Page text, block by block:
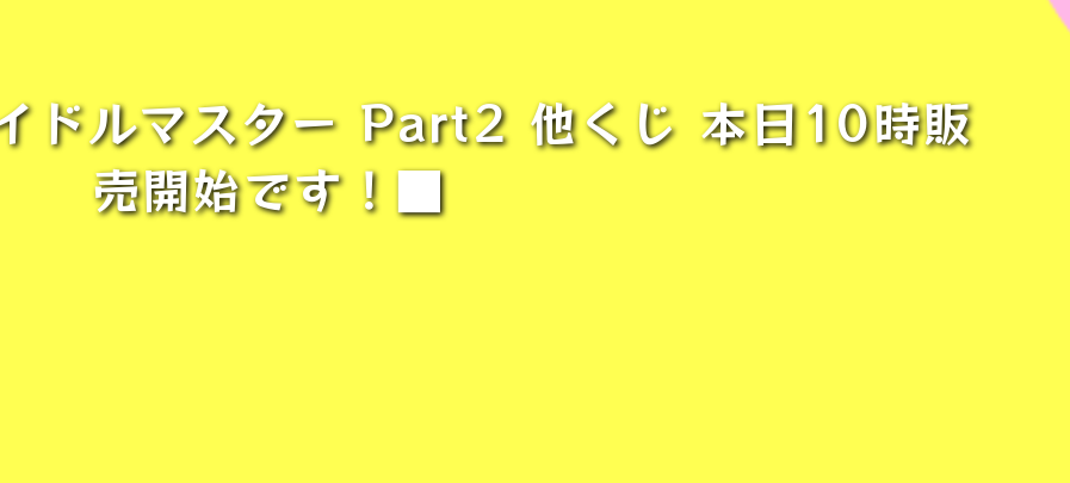
ドルマスター Part2 他くじ 本日10時販
売開始です！■